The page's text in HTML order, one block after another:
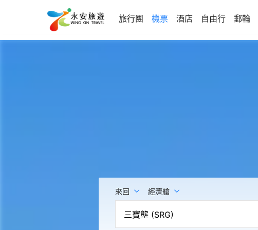
旅行團 機票 酒店 自由行 郵輪
來回 經濟艙